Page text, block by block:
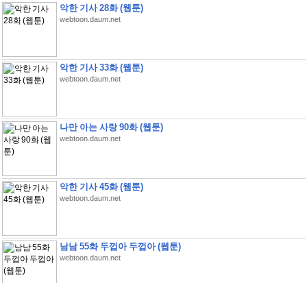
악한 기사 28화 (웹툰)
webtoon.daum.net
악한 기사 33화 (웹툰)
webtoon.daum.net
나만 아는 사랑 90화 (웹툰)
webtoon.daum.net
악한 기사 45화 (웹툰)
webtoon.daum.net
남남 55화 두껍아 두껍아 (웹툰)
webtoon.daum.net